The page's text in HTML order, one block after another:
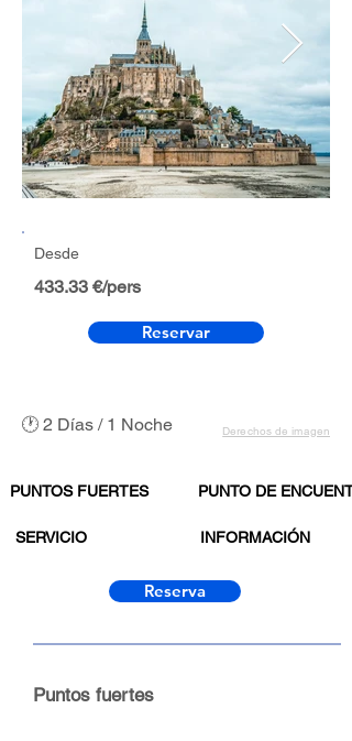
Desde
433.33 €/pers
Reservar
🕐 2 Días / 1 Noche Derechos de imagen
PUNTOS FUERTES
SERVICIO
PUNTO DE
INFORMACIÓN
Reserva
Puntos fuertes